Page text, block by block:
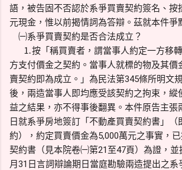
語，被告固不否認於系爭買賣契約簽名、按
元現金，惟以前揭情詞為答辯。茲就本件爭
㈠系爭買賣契約是否合法成立？
⒈按「稱買賣者，謂當事人約定一方移轉
方支付價金之契約。當事人就標的物及其價
賣契約即為成立。」為民法第345條所明文
後，兩造當事人即均應受該契約之拘束，縱
益之結果，亦不得事後翻異。本件原告主張
日就系爭房地簽訂「不動產買賣契約書」（
約），約定買賣價金為5,000萬元之事實，
契約書（見本院卷㈠第21至47頁）為證，並
月31日言詞辯論期日當庭勘驗兩造提出之